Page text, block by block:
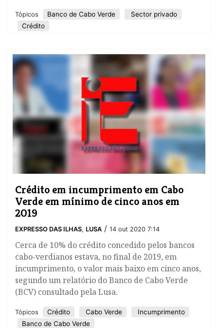
Tópicos Banco de Cabo Verde
Sector privado
Crédito
Crédito em incumprimento em Cabo
Verde em mínimo de cinco anos em
2019
EXPRESSO DAS ILHAS, LUSA / 14 out 2020 7:14
Cerca de 10% do crédito concedido pelos bancos
cabo-verdianos estava, no final de 2019, em
incumprimento, o valor mais baixo em cinco anos,
segundo um relatório do Banco de Cabo Verde
(BCV) consultado pela Lusa.
Tópicos Crédito Cabo Verde
Incumprimento
Banco de Cabo Verde